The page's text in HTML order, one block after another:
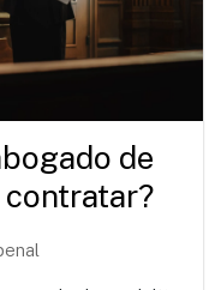
de
contratar?